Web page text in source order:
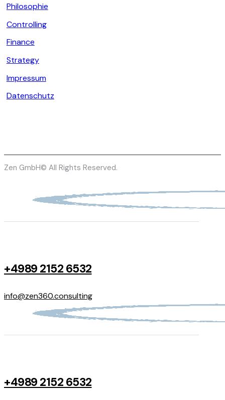
Philosophie
Controlling
Finance
Strategy
Impressum
Datenschutz
Zen GmbH© All Rights Reserved.
+4989 2152 6532
info@zen360.consulting
+4989 2152 6532